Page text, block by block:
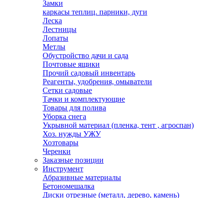
Замки
каркасы теплиц. парники, дуги
Леска
Лестницы
Лопаты
Метлы
Обустройство дачи и сада
Почтовые ящики
Прочий садовый инвентарь
Реагенты, удобрения, омыватели
Сетки садовые
Тачки и комплектующие
Товары для полива
Уборка снега
Укрывной материал (пленка, тент , агроспан)
Хоз. нужды УЖУ
Хозтовары
Черенки
Заказные позиции
Инструмент
Абразивные материалы
Бетономешалка
Диски отрезные (металл, дерево, камень)